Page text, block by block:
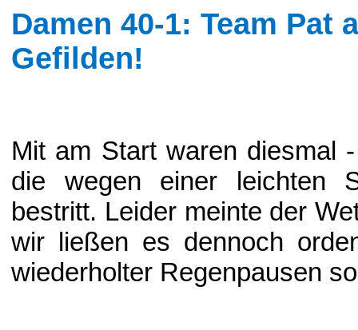
Damen 40-1: Team Pat
Gefilden!
Mit am Start waren diesmal
die wegen einer leichten
bestritt. Leider meinte der
wir ließen es dennoch
wiederholter Regenpausen